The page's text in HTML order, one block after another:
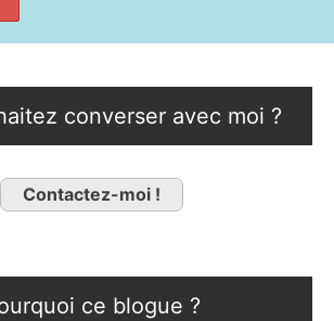
converser avec moi ?
Contactez-moi !
ce blogue ?